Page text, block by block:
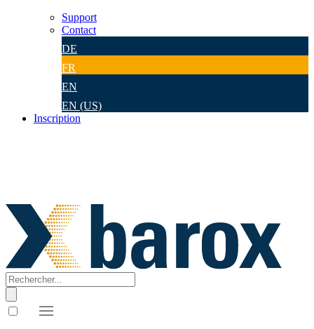
Support
Contact
DE
FR
EN
EN (US)
Inscription